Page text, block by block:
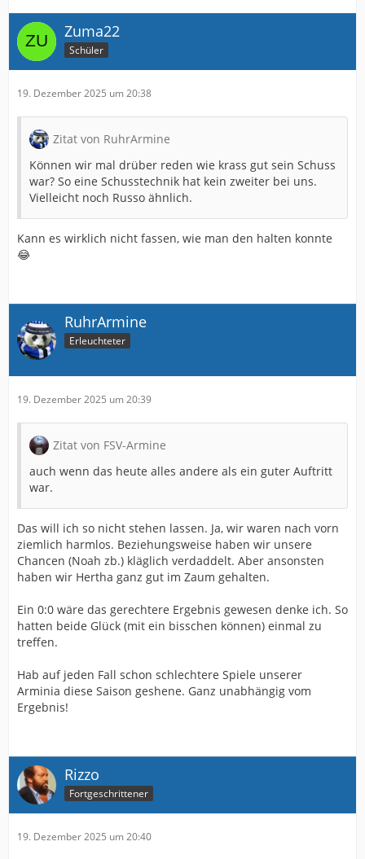
Zuma22
Schüler
19. Dezember 2025 um 20:38
Zitat von RuhrArmine
Können wir mal drüber reden wie krass gut sein Schuss
war? So eine Schusstechnik hat kein zweiter bei uns.
Vielleicht noch Russo ähnlich.
Kann es wirklich nicht fassen, wie man den halten konnte
😂
RuhrArmine
Erleuchteter
19. Dezember 2025 um 20:39
Zitat von FSV-Armine
auch wenn das heute alles andere als ein guter Auftritt
war.
Das will ich so nicht stehen lassen. Ja, wir waren nach vorn
ziemlich harmlos. Beziehungsweise haben wir unsere
Chancen (Noah zb.) kläglich verdaddelt. Aber ansonsten
haben wir Hertha ganz gut im Zaum gehalten.
Ein 0:0 wäre das gerechtere Ergebnis gewesen denke ich. So
hatten beide Glück (mit ein bisschen können) einmal zu
treffen.
Hab auf jeden Fall schon schlechtere Spiele unserer
Arminia diese Saison geshene. Ganz unabhängig vom
Ergebnis!
Rizzo
Fortgeschrittener
19. Dezember 2025 um 20:40